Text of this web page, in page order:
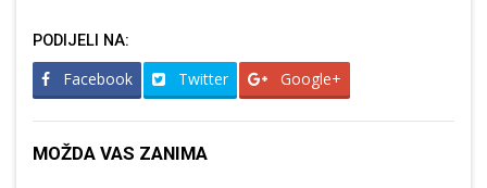
PODIJELI NA:
Facebook Twitter Google+
MOŽDA VAS ZANIMA